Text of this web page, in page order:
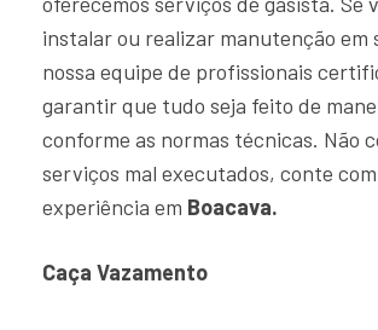
instalar ou realizar manutenção em
nossa equipe de profissionais
garantir que tudo seja feito de
conforme as normas técnicas. Não
serviços mal executados, conte
experiência em Boacava.
Caça Vazamento